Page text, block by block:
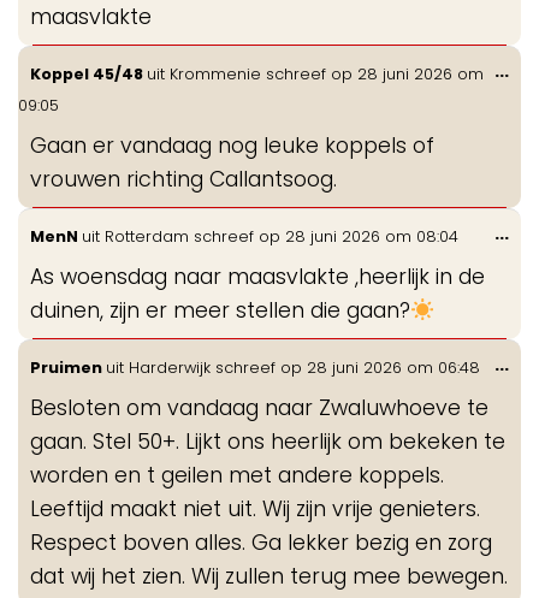
maasvlakte
Koppel 45/48 uit Krommenie schreef op 28 juni 2026 om
09:05
Gaan er vandaag nog leuke koppels of
vrouwen richting Callantsoog.
...
MenN uit Rotterdam schreef op 28 juni 2026 om 08:04
As woensdag naar maasvlakte ,heerlijk in de
duinen, zijn er meer stellen die gaan?
...
Pruimen uit Harderwijk schreef op 28 juni 2026 om 06:48
Besloten om vandaag naar Zwaluwhoeve te
gaan. Stel 50+. Lijkt ons heerlijk om bekeken te
worden en t geilen met andere koppels.
Leeftijd maakt niet uit. Wij zijn vrije genieters.
Respect boven alles. Ga lekker bezig en zorg
dat wij het zien. Wij zullen terug mee bewegen.
...